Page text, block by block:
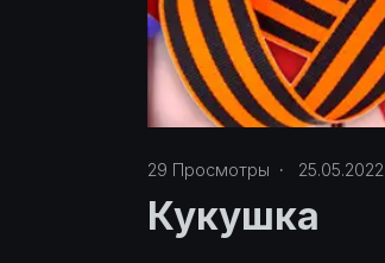
29 Просмотры · 25.05.2022
Кукушка